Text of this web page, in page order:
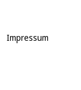
Impressum